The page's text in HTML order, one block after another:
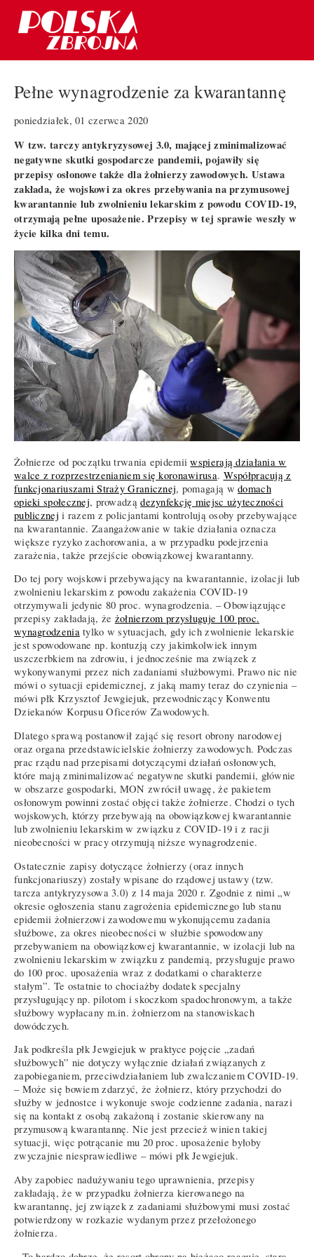
Pełne wynagrodzenie za kwarantannę
poniedziałek, 01 czerwca 2020
W tzw. tarczy antykryzysowej 3.0, mającej zminimalizować
negatywne skutki gospodarcze pandemii, pojawiły się
przepisy osłonowe także dla żołnierzy zawodowych. Ustawa
zakłada, że wojskowi za okres przebywania na przymusowej
kwarantannie lub zwolnieniu lekarskim z powodu COVID-19,
otrzymają pełne uposażenie. Przepisy w tej sprawie weszły w
życie kilka dni temu.
Żołnierze od początku trwania epidemiiwspierają działania w
walce z rozprzestrzenianiem się koronawirusa. Współpracują z
funkcjonariuszami Straży Granicznej, pomagają wdomach
opieki społecznej, prowadządezynfekcję miejsc użyteczności
publicznej i razem z policjantami kontrolują osoby przebywające
na kwarantannie. Zaangażowanie w takie działania oznacza
większe ryzyko zachorowania, a w przypadku podejrzenia
zarażenia, także przejście obowiązkowej kwarantanny.
Do tej pory wojskowi przebywający na kwarantannie, izolacji lub
zwolnieniu lekarskim z powodu zakażenia COVID-19
otrzymywali jedynie 80 proc. wynagrodzenia. – Obowiązujące
przepisy zakładają, że żołnierzom przysługuje 100 proc.
wynagrodzeniatylko w sytuacjach, gdy ich zwolnienie lekarskie
jest spowodowane np. kontuzją czy jakimkolwiek innym
uszczerbkiem na zdrowiu, i jednocześnie ma związek z
wykonywanymi przez nich zadaniami służbowymi. Prawo nic nie
mówi o sytuacji epidemicznej, z jaką mamy teraz do czynienia –
mówi płk Krzysztof Jewgiejuk, przewodniczący Konwentu
Dziekanów Korpusu Oficerów Zawodowych.
Dlatego sprawą postanowił zająć się resort obrony narodowej
oraz organa przedstawicielskie żołnierzy zawodowych. Podczas
prac rządu nad przepisami dotyczącymi działań osłonowych,
które mają zminimalizować negatywne skutki pandemii, głównie
w obszarze gospodarki, MON zwrócił uwagę, że pakietem
osłonowym powinni zostać objęci także żołnierze. Chodzi o tych
wojskowych, którzy przebywają na obowiązkowej kwarantannie
lub zwolnieniu lekarskim w związku z COVID-19 i z racji
nieobecności w pracy otrzymują niższe wynagrodzenie.
Ostatecznie zapisy dotyczące żołnierzy (oraz innych
funkcjonariuszy) zostały wpisane do rządowej ustawy (tzw.
tarcza antykryzysowa 3.0) z 14 maja 2020 r. Zgodnie z nimi „w
okresie ogłoszenia stanu zagrożenia epidemicznego lub stanu
epidemii żołnierzowi zawodowemu wykonującemu zadania
służbowe, za okres nieobecności w służbie spowodowany
przebywaniem na obowiązkowej kwarantannie, w izolacji lub na
zwolnieniu lekarskim w związku z pandemią, przysługuje prawo
do 100 proc. uposażenia wraz z dodatkami o charakterze
stałym”. Te ostatnie to chociażby dodatek specjalny
przysługujący np. pilotom i skoczkom spadochronowym, a także
służbowy wypłacany m.in. żołnierzom na stanowiskach
dowódczych.
Jak podkreśla płk Jewgiejuk w praktyce pojęcie „zadań
służbowych” nie dotyczy wyłącznie działań związanych z
zapobieganiem, przeciwdziałaniem lub zwalczaniem COVID-19.
– Może się bowiem zdarzyć, że żołnierz, który przychodzi do
służby w jednostce i wykonuje swoje codzienne zadania, narazi
się na kontakt z osobą zakażoną i zostanie skierowany na
przymusową kwarantannę. Nie jest przecież winien takiej
sytuacji, więc potrącanie mu 20 proc. uposażenie byłoby
zwyczajnie niesprawiedliwe – mówi płk Jewgiejuk.
Aby zapobiec nadużywaniu tego uprawnienia, przepisy
zakładają, że w przypadku żołnierza kierowanego na
kwarantannę, jej związek z zadaniami służbowymi musi zostać
potwierdzony w rozkazie wydanym przez przełożonego
żołnierza.